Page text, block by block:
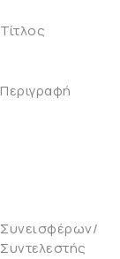
Τίτλος
Περιγραφή
Συνεισφέρων/
Συντελεστής